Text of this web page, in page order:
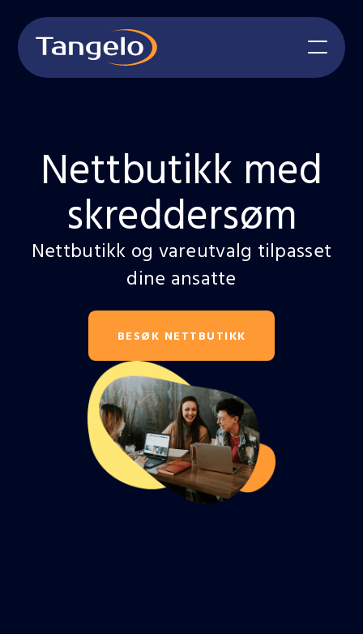
Nettbutikk med
skreddersøm
Nettbutikk og vareutvalg tilpasset
dine ansatte
BESØK NETTBUTIKK